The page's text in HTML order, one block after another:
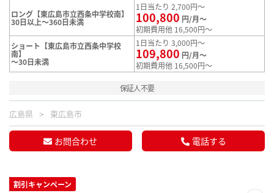
ロング【東広島市立西条中学校南】
30日以上～360日未満
1日当たり 2,700円～
100,800 円/月～
初期費用他 16,500円～
ショート【東広島市立西条中学校
南】
～30日未満
1日当たり 3,000円～
109,800 円/月～
初期費用他 16,500円～
保証人不要
広島県 東広島市
お問合わせ 電話する
割引キャンペーン